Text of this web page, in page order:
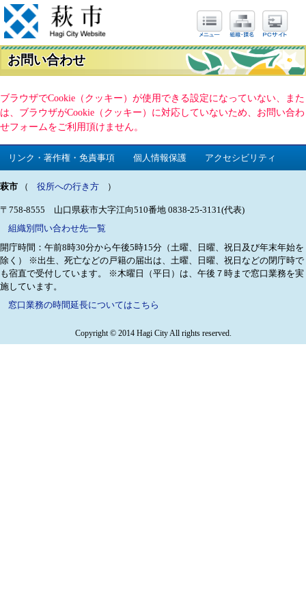
お問い合わせ
ブラウザでCookie（クッキー）が使用できる設定になっていない、また
は、ブラウザがCookie（クッキー）に対応していないため、お問い合わ
せフォームをご利用頂けません。
リンク・著作権・免責事項 個人情報保護 アクセシビリティ
萩市 （ 役所への行き方 ）
〒758-8555 山口県萩市大字江向510番地 0838-25-3131(代表)
組織別問い合わせ先一覧
開庁時間：午前8時30分から午後5時15分（土曜、日曜、祝日及び年末年始を
除く）
※出生、死亡などの戸籍の届出は、土曜、日曜、祝日などの閉庁時で
も宿直で受付しています。
※木曜日（平日）は、午後７時まで窓口業務を実
施しています。
窓口業務の時間延長についてはこちら
Copyright © 2014 Hagi City All rights reserved.